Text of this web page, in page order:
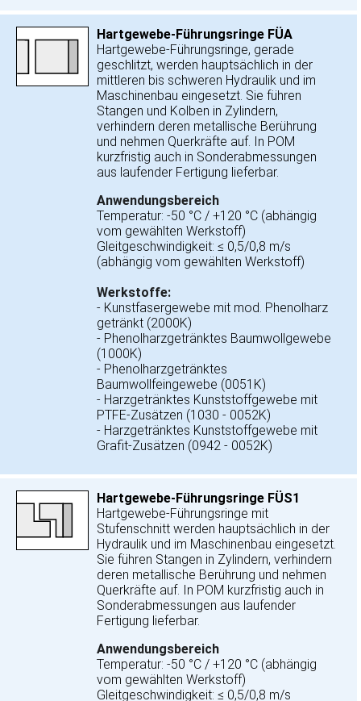
Hartgewebe-Führungsringe FÜA
Hartgewebe-Führungsringe, gerade
geschlitzt, werden hauptsächlich in der
mittleren bis schweren Hydraulik und im
Maschinenbau eingesetzt. Sie führen
Stangen und Kolben in Zylindern,
verhindern deren metallische Berührung
und nehmen Querkräfte auf. In POM
kurzfristig auch in Sonderabmessungen
aus laufender Fertigung lieferbar.
Anwendungsbereich
Temperatur: -50 °C / +120 °C (abhängig
vom gewählten Werkstoff)
Gleitgeschwindigkeit: ≤ 0,5/0,8 m/s
(abhängig vom gewählten Werkstoff)
Werkstoffe:
- Kunstfasergewebe mit mod. Phenolharz
getränkt (2000K)
- Phenolharzgetränktes Baumwollgewebe
(1000K)
- Phenolharzgetränktes
Baumwollfeingewebe (0051K)
- Harzgetränktes Kunststoffgewebe mit
PTFE-Zusätzen (1030 - 0052K)
- Harzgetränktes Kunststoffgewebe mit
Grafit-Zusätzen (0942 - 0052K)
Hartgewebe-Führungsringe FÜS1
Hartgewebe-Führungsringe mit
Stufenschnitt werden hauptsächlich in der
Hydraulik und im Maschinenbau eingesetzt.
Sie führen Stangen in Zylindern, verhindern
deren metallische Berührung und nehmen
Querkräfte auf. In POM kurzfristig auch in
Sonderabmessungen aus laufender
Fertigung lieferbar.
Anwendungsbereich
Temperatur: -50 °C / +120 °C (abhängig
vom gewählten Werkstoff)
Gleitgeschwindigkeit: ≤ 0,5/0,8 m/s